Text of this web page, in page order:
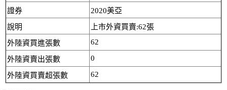
證券
2020美亞
說明
上市外資買賣:62張
外陸資買進張數
62
外陸資賣出張數 0
外陸資買賣超張數 62